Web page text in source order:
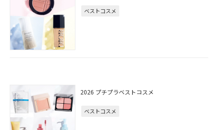
ベストコスメ
2026 プチプラベストコスメ
ベストコスメ